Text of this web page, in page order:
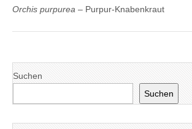
Orchis purpurea – Purpur-Knabenkraut
Suchen
Suchen